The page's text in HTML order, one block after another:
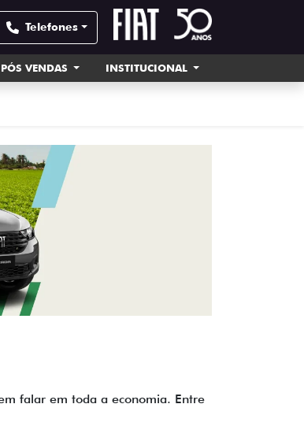
Telefones
PÓS VENDAS INSTITUCIONAL
falar em toda a economia. Entre